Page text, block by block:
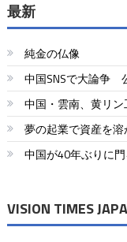
ナ
ビ
ゲ
ー
シ
ョ
最新
純金の仏像
中国SNSで大論争
中国・雲南、黄リ
夢の起業で資産を溶
中国が40年ぶりに
VISION TIMES